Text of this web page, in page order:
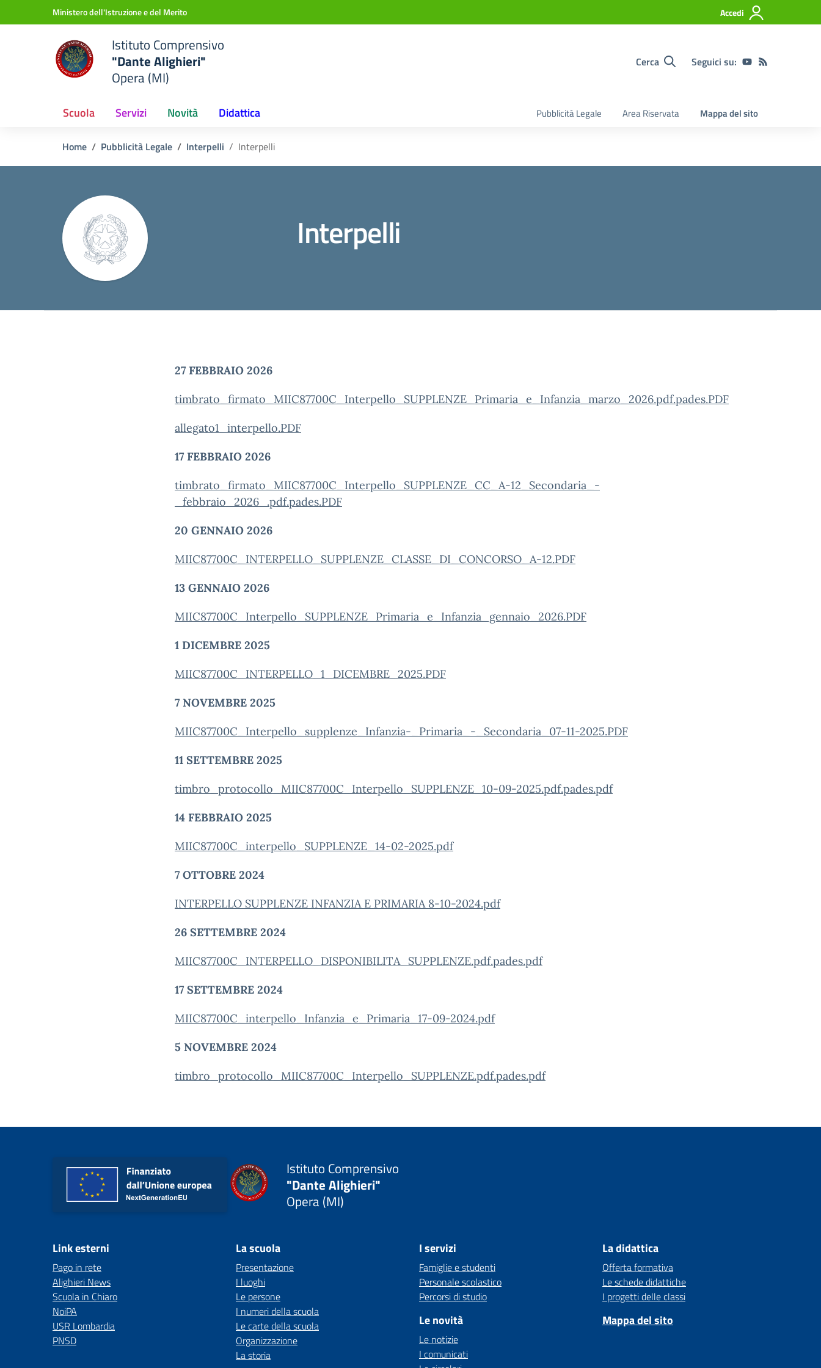
Vai ai contenuti
Vai al menu di navigazioneMinistero dell'Istruzione e del Merito Accedi
Istituto Comprensivo
"Dante Alighieri"
Opera (MI)
Cerca Seguici su:
Scuola Servizi Novità Didattica Pubblicità Legale Area Riservata Mappa del sito
Home Pubblicità Legale Interpelli Interpelli
Interpelli
27 FEBBRAIO 2026
timbrato_firmato_MIIC87700C_Interpello_SUPPLENZE_Primaria_e_Infanzia_marzo_2026.pdf.pades.PDF
allegato1_interpello.PDF
17 FEBBRAIO 2026
timbrato_firmato_MIIC87700C_Interpello_SUPPLENZE_CC_A-12_Secondaria_-
_febbraio_2026_.pdf.pades.PDF
20 GENNAIO 2026
MIIC87700C_INTERPELLO_SUPPLENZE_CLASSE_DI_CONCORSO_A-12.PDF
13 GENNAIO 2026
MIIC87700C_Interpello_SUPPLENZE_Primaria_e_Infanzia_gennaio_2026.PDF
1 DICEMBRE 2025
MIIC87700C_INTERPELLO_1_DICEMBRE_2025.PDF
7 NOVEMBRE 2025
MIIC87700C_Interpello_supplenze_Infanzia-_Primaria_-_Secondaria_07-11-2025.PDF
11 SETTEMBRE 2025
timbro_protocollo_MIIC87700C_Interpello_SUPPLENZE_10-09-2025.pdf.pades.pdf
14 FEBBRAIO 2025
MIIC87700C_interpello_SUPPLENZE_14-02-2025.pdf
7 OTTOBRE 2024
INTERPELLO SUPPLENZE INFANZIA E PRIMARIA 8-10-2024.pdf
26 SETTEMBRE 2024
MIIC87700C_INTERPELLO_DISPONIBILITA_SUPPLENZE.pdf.pades.pdf
17 SETTEMBRE 2024
MIIC87700C_interpello_Infanzia_e_Primaria_17-09-2024.pdf
5 NOVEMBRE 2024
timbro_protocollo_MIIC87700C_Interpello_SUPPLENZE.pdf.pades.pdf
Istituto Comprensivo
"Dante Alighieri"
Opera (MI)
Link esterni
Pago in rete
Alighieri News
Scuola in Chiaro
NoiPA
USR Lombardia
PNSD
La scuola
Presentazione
I luoghi
Le persone
I numeri della scuola
Le carte della scuola
Organizzazione
La storia
I servizi
Famiglie e studenti
Personale scolastico
Percorsi di studio
Le novità
Le notizie
I comunicati
La didattica
Offerta formativa
Le schede didattiche
I progetti delle classi
Mappa del sito